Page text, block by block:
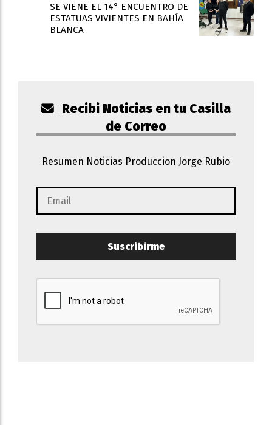
SE VIENE EL 14° ENCUENTRO DE
ESTATUAS VIVIENTES EN BAHÍA
BLANCA
Recibi Noticias en tu Casilla
de Correo
Resumen Noticias Produccion Jorge Rubio
Suscribirme